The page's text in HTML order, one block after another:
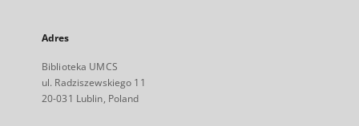
Adres
Biblioteka UMCS
ul. Radziszewskiego 11
20-031 Lublin, Poland